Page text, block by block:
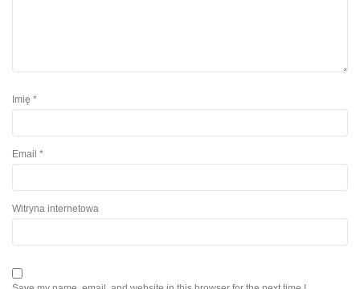
Imię *
Email *
Witryna internetowa